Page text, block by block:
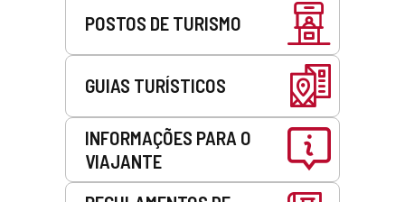
POSTOS DE TURISMO
GUIAS TURÍSTICOS
INFORMAÇÕES PARA O
VIAJANTE